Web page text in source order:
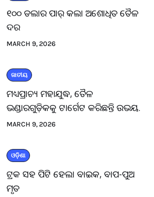
୧୦୦ ଡଲାର ପାର୍ କଲା ଅଶୋଧିତ ତୈଳ
ଦର
MARCH 9, 2026
ଜାତୀୟ
ମଧ୍ୟପ୍ରାଚ୍ୟ ମହାଯୁଦ୍ଧ, ତୈଳ
ଭଣ୍ଡାରଗୁଡ଼ିକକୁ ଟାର୍ଗେଟ କରିଛନ୍ତି ଉଭୟ.
MARCH 9, 2026
ଓଡ଼ିଶା
ଟ୍ରକ ସହ ପିଟି ହେଲା ବାଇକ, ବାପ-ପୁଅ
ମୃତ